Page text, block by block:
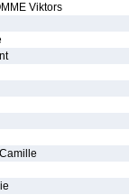
Viktors